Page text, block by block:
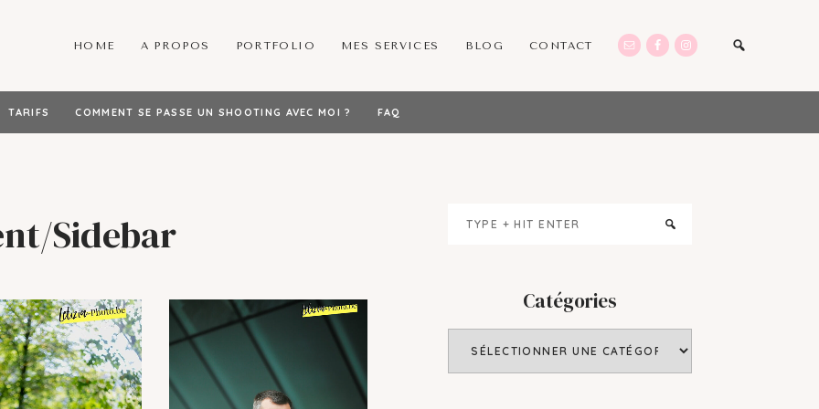
HOME A PROPOS PORTFOLIO MES SERVICES BLOG CONTACT
TARIFS COMMENT SE PASSE UN SHOOTING AVEC MOI ? FAQ
Sidebar
Catégories
Catégories